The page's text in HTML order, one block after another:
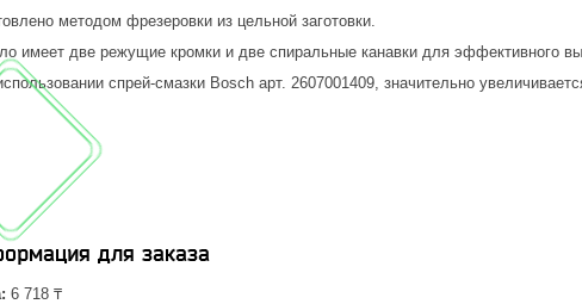
методом фрезеровки из цельной заготовки.
имеет две режущие кромки и две спиральные канавки для эффективного
спрей-смазки Bosch арт. 2607001409, значительно
для заказа
6 718 ₸